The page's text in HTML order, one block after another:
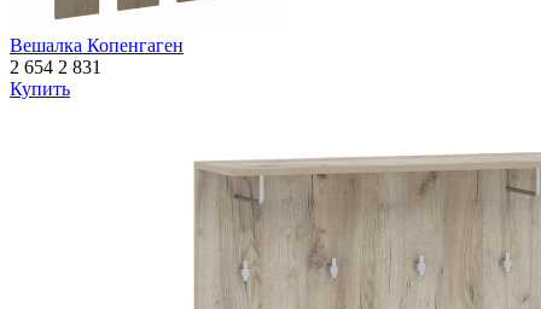
Вешалка Копенгаген
2 654 2 831
Купить